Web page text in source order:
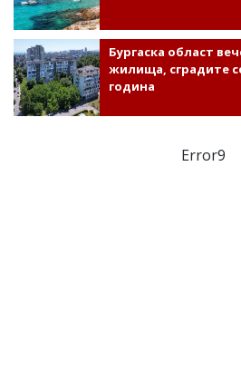
Бургаска област
жилища, сградите
година
Error9